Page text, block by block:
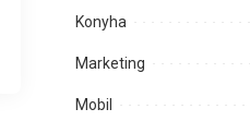
Konyha
Marketing
Mobil